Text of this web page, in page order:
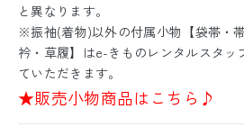
と異なります。
※振袖(着物)以外の付属小物【袋帯・
衿・草履】はe-きものレンタルスタッ
ていただきます。
★販売小物商品はこちら♪